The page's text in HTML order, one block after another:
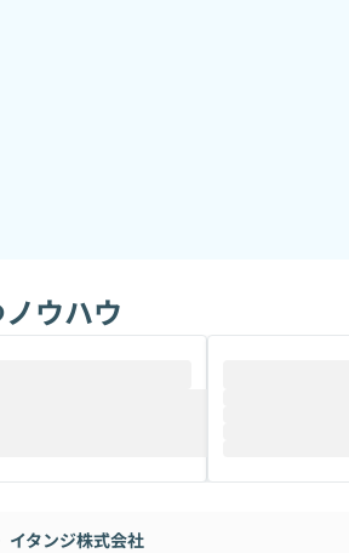
ウハウ
イタンジ株式会社